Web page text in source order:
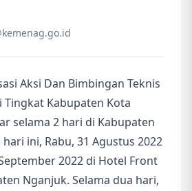
Aksi Dan Bimbingan Teknis
Tingkat Kabupaten Kota
selama 2 hari di Kabupaten
ini, Rabu, 31 Agustus 2022
2022 di Hotel Front
Nganjuk. Selama dua hari,